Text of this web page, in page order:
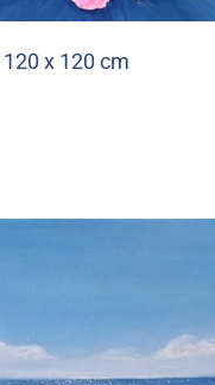
x 120 cm